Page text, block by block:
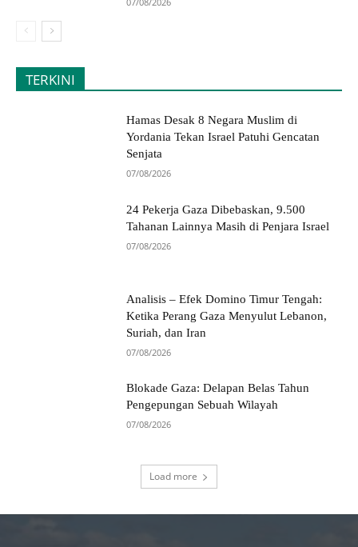
TERKINI
Hamas Desak 8 Negara Muslim di
Yordania Tekan Israel Patuhi Gencatan
Senjata
07/08/2026
24 Pekerja Gaza Dibebaskan, 9.500
Tahanan Lainnya Masih di Penjara Israel
07/08/2026
Analisis – Efek Domino Timur Tengah:
Ketika Perang Gaza Menyulut Lebanon,
Suriah, dan Iran
07/08/2026
Blokade Gaza: Delapan Belas Tahun
Pengepungan Sebuah Wilayah
07/08/2026
Load more